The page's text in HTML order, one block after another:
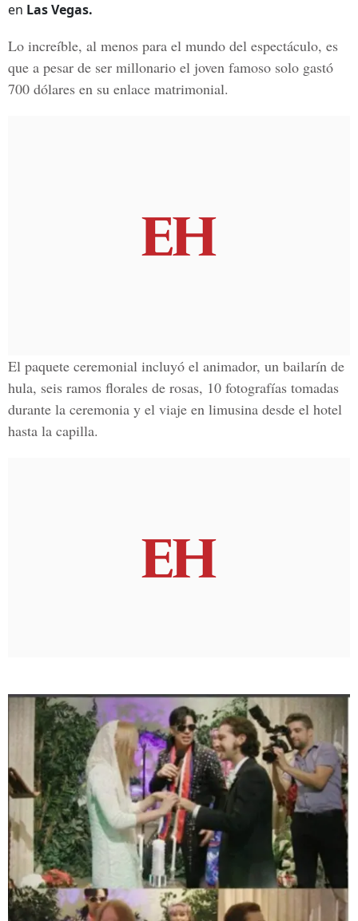
en Las Vegas.
Lo increíble, al menos para el mundo del espectáculo, es
que a pesar de ser millonario el joven famoso solo gastó
700 dólares en su enlace matrimonial.
El paquete ceremonial incluyó el animador, un bailarín de
hula, seis ramos florales de rosas, 10 fotografías tomadas
durante la ceremonia y el viaje en limusina desde el hotel
hasta la capilla.